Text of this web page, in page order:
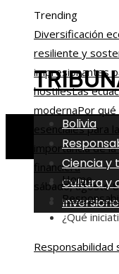
Trending
Diversificación
resiliente y
impresionantes
hostilesLas
modernaPor
esenciales para
importancia de
financiera
sábado, agosto 8
Bolivia
Ciencia y
Cultura y
Home
¿Qué
Responsabilidad